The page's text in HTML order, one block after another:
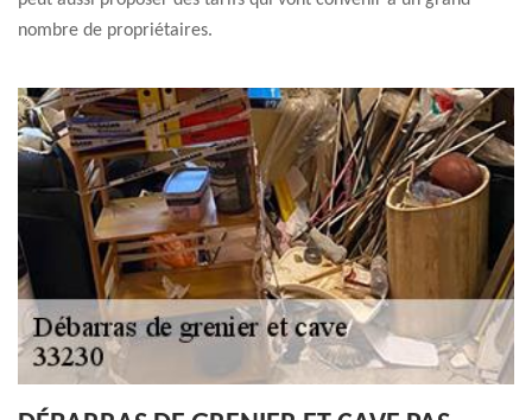
nombre de propriétaires.